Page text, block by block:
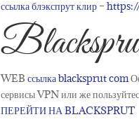
ссылка блэкспрут клир –
WEBссылка blacksprut com
сервисы VPN или же
ПЕРЕЙТИ НА BLACKSPRUT